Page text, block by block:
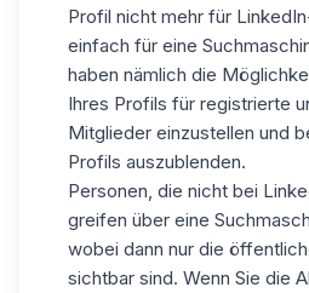
Profil nicht mehr für
einfach für eine
haben nämlich die
Ihres Profils für registrierte
Mitglieder einzustellen und
Profils auszublenden.
Personen, die nicht bei
greifen über eine
wobei dann nur die
sichtbar sind. Wenn Sie die